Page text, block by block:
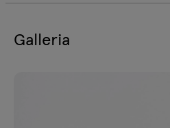
Galleria